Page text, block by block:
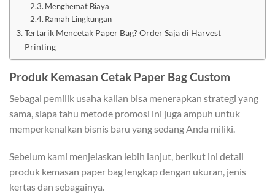
Menghemat Biaya
Ramah Lingkungan
Tertarik Mencetak Paper Bag? Order Saja di Harvest
Printing
Produk Kemasan Cetak Paper Bag Custom
Sebagai pemilik usaha kalian bisa menerapkan strategi yang
sama, siapa tahu metode promosi ini juga ampuh untuk
memperkenalkan bisnis baru yang sedang Anda miliki.
Sebelum kami menjelaskan lebih lanjut, berikut ini detail
produk kemasan paper bag lengkap dengan ukuran, jenis
kertas dan sebagainya.